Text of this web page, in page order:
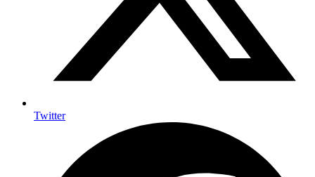
Twitter